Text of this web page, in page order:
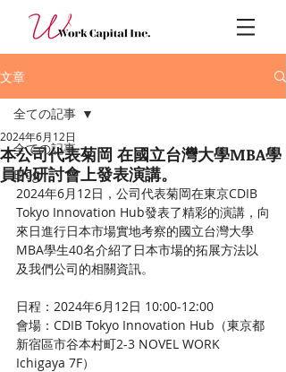
文章
全ての記事
Blog
全ての記事
本公司代表菊岡 在國立台灣大學MBA學
員的研討會上發表演講。
2024年6月12日
2024年6月12日，公司代表菊岡在東京CDIB
Tokyo Innovation Hub發表了精彩的演講，向
來日進行日本市場實地考察的國立台灣大學
MBA學生40名介紹了日本市場的拓展方法以
及我們公司的相關資訊。
日程：2024年6月12日 10:00-12:00
會場：CDIB Tokyo Innovation Hub（東京都
新宿區市谷本村町2-3 NOVEL WORK
Ichigaya 7F）